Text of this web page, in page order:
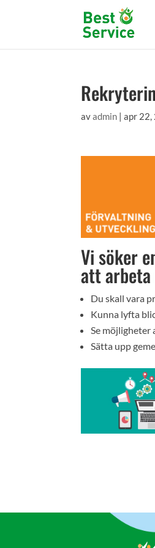
avadmin | apr 22,
Vi söker
att arbeta
Du skall vara
Kunna lyfta
Se möjligheter
Sätta upp